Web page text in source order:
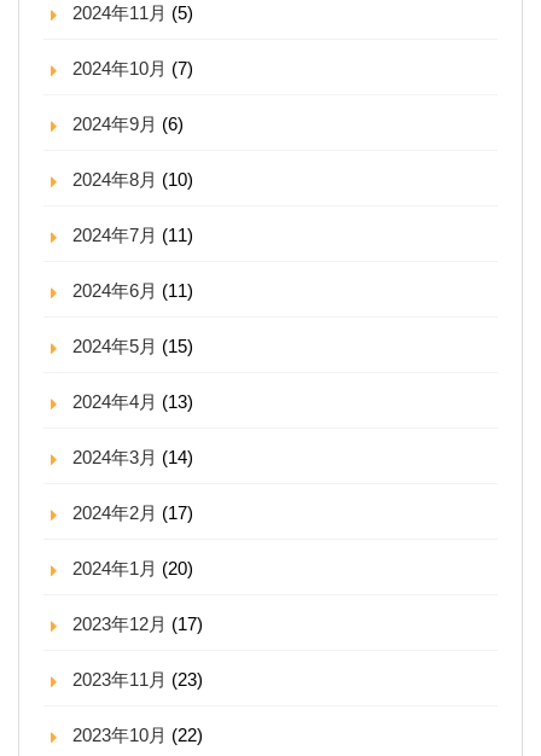
2024年11月 (5)
2024年10月 (7)
2024年9月 (6)
2024年8月 (10)
2024年7月 (11)
2024年6月 (11)
2024年5月 (15)
2024年4月 (13)
2024年3月 (14)
2024年2月 (17)
2024年1月 (20)
2023年12月 (17)
2023年11月 (23)
2023年10月 (22)